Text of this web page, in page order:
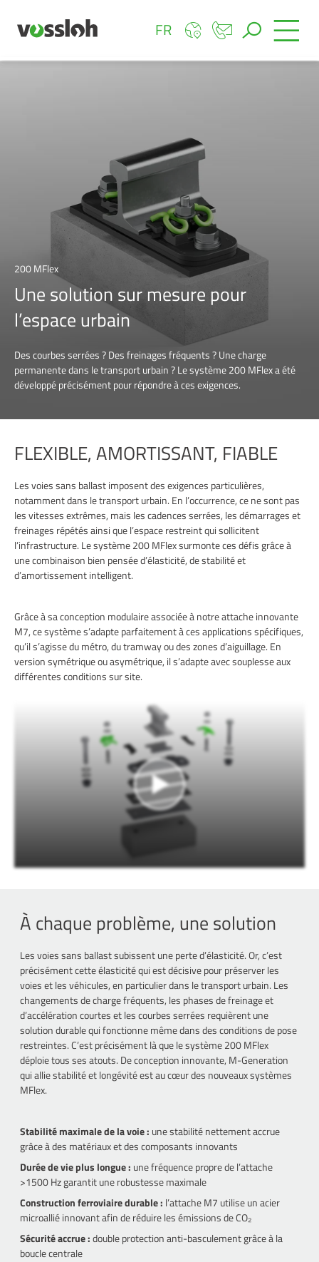
FR
200 MFlex
Une solution sur mesure pour
l’espace urbain
Des courbes serrées ? Des freinages fréquents ? Une charge
permanente dans le transport urbain ? Le système 200 MFlex a été
développé précisément pour répondre à ces exigences.
FLEXIBLE, AMORTISSANT, FIABLE
Les voies sans ballast imposent des exigences particulières,
notamment dans le transport urbain. En l’occurrence, ce ne sont pas
les vitesses extrêmes, mais les cadences serrées, les démarrages et
freinages répétés ainsi que l’espace restreint qui sollicitent
l’infrastructure. Le système 200 MFlex surmonte ces défis grâce à
une combinaison bien pensée d’élasticité, de stabilité et
d’amortissement intelligent.
Grâce à sa conception modulaire associée à notre attache innovante
M7, ce système s’adapte parfaitement à ces applications spécifiques,
qu’il s’agisse du métro, du tramway ou des zones d’aiguillage. En
version symétrique ou asymétrique, il s’adapte avec souplesse aux
différentes conditions sur site.
À chaque problème, une solution
Les voies sans ballast subissent une perte d’élasticité. Or, c’est
précisément cette élasticité qui est décisive pour préserver les
voies et les véhicules, en particulier dans le transport urbain. Les
changements de charge fréquents, les phases de freinage et
d’accélération courtes et les courbes serrées requièrent une
solution durable qui fonctionne même dans des conditions de pose
restreintes. C’est précisément là que le système 200 MFlex
déploie tous ses atouts. De conception innovante, M-Generation
qui allie stabilité et longévité est au cœur des nouveaux systèmes
MFlex.
Stabilité maximale de la voie : une stabilité nettement accrue
grâce à des matériaux et des composants innovants
Durée de vie plus longue : une fréquence propre de l’attache
>1500 Hz garantit une robustesse maximale
Construction ferroviaire durable : l’attache M7 utilise un acier
microallié innovant afin de réduire les émissions de CO₂
Sécurité accrue :double protection anti-basculement grâce à la
boucle centrale